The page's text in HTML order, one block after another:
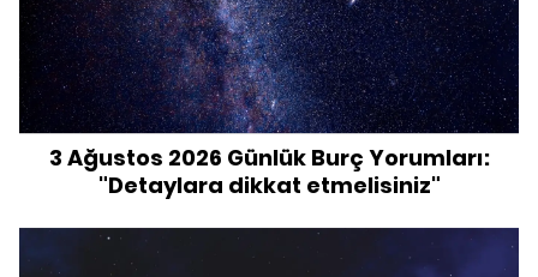
3 Ağustos 2026 Günlük Burç Yorumları:
"Detaylara dikkat etmelisiniz"